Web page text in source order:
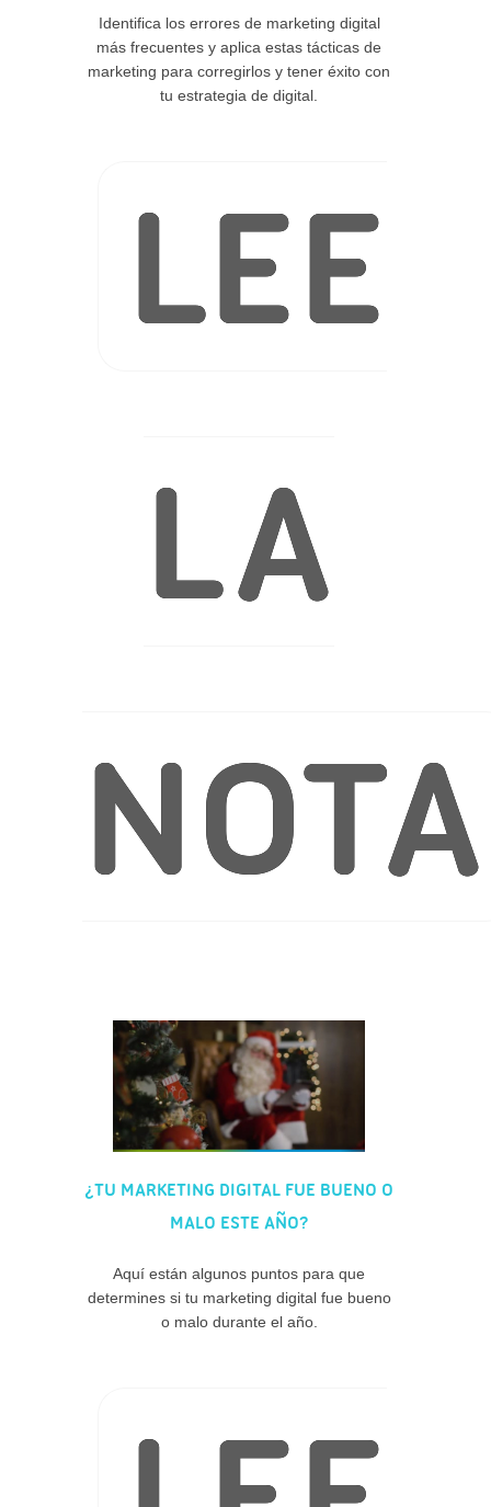
Identifica los errores de marketing digital
más frecuentes y aplica estas tácticas de
marketing para corregirlos y tener éxito con
tu estrategia de digital.
LEE
LA
NOTA
¿TU MARKETING DIGITAL FUE BUENO O
MALO ESTE AÑO?
Aquí están algunos puntos para que
determines si tu marketing digital fue bueno
o malo durante el año.